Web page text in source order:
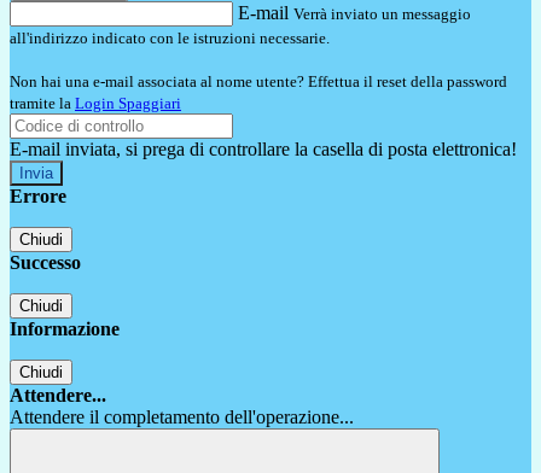
E-mail Verrà inviato un messaggio
all'indirizzo indicato con le istruzioni necessarie.
Non hai una e-mail associata al nome utente? Effettua il reset della password
tramite la Login Spaggiari
E-mail inviata, si prega di controllare la casella di posta elettronica!
Errore
Chiudi
Successo
Chiudi
Informazione
Chiudi
Attendere...
Attendere il completamento dell'operazione...